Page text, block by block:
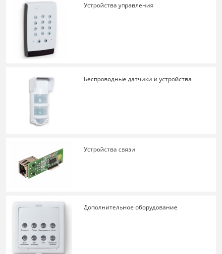
Устройства управления
Беспроводные датчики и устройства
Устройства связи
Дополнительное оборудование